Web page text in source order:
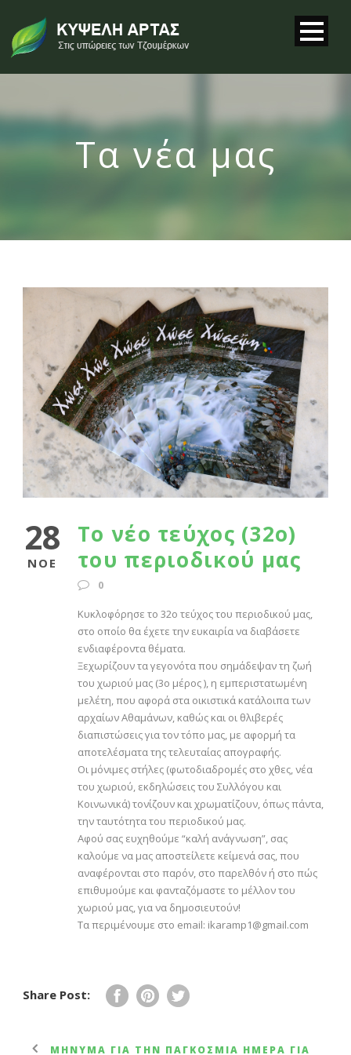
Τα νέα μας
28
ΝΟΈ
Το νέο τεύχος (32ο)
του περιοδικού μας
0
Κυκλοφόρησε το 32ο τεύχος του περιοδικού μας,
στο οποίο θα έχετε την ευκαιρία να διαβάσετε
ενδιαφέροντα θέματα.
Ξεχωρίζουν τα γεγονότα που σημάδεψαν τη ζωή
του χωριού μας (3ο μέρος ), η εμπεριστατωμένη
μελέτη, που αφορά στα οικιστικά κατάλοιπα των
αρχαίων Αθαμάνων, καθώς και οι θλιβερές
διαπιστώσεις για τον τόπο μας, με αφορμή τα
αποτελέσματα της τελευταίας απογραφής.
Οι μόνιμες στήλες (φωτοδιαδρομές στο χθες, νέα
του χωριού, εκδηλώσεις του Συλλόγου και
Κοινωνικά) τονίζουν και χρωματίζουν, όπως πάντα,
την ταυτότητα του περιοδικού μας.
Αφού σας ευχηθούμε “καλή ανάγνωση”, σας
καλούμε να μας αποστείλετε κείμενά σας, που
αναφέρονται στο παρόν, στο παρελθόν ή στο πώς
επιθυμούμε και φανταζόμαστε το μέλλον του
χωριού μας, για να δημοσιευτούν!
Τα περιμένουμε στο email: ikaramp1@gmail.com
Share Post:
ΜΉΝΥΜΑ ΓΙΑ ΤΗΝ ΠΑΓΚΌΣΜΙΑ ΗΜΈΡΑ ΓΙΑ